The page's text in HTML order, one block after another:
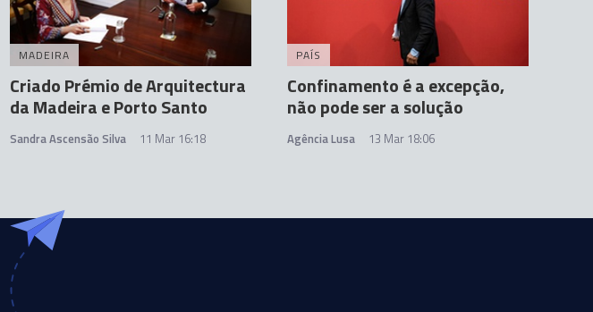
MADEIRA
Criado Prémio de Arquitectura
da Madeira e Porto Santo
Sandra Ascensão Silva 11 Mar 16:18
PAÍS
Confinamento é a excepção,
não pode ser a solução
Agência Lusa 13 Mar 18:06